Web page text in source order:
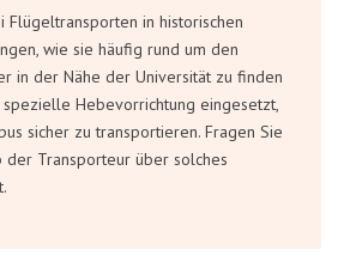
Flügeltransporten in historischen
wie sie häufig rund um den
in der Nähe der Universität zu finden
Hebevorrichtung eingesetzt,
sicher zu transportieren. Fragen Sie
der Transporteur über solches